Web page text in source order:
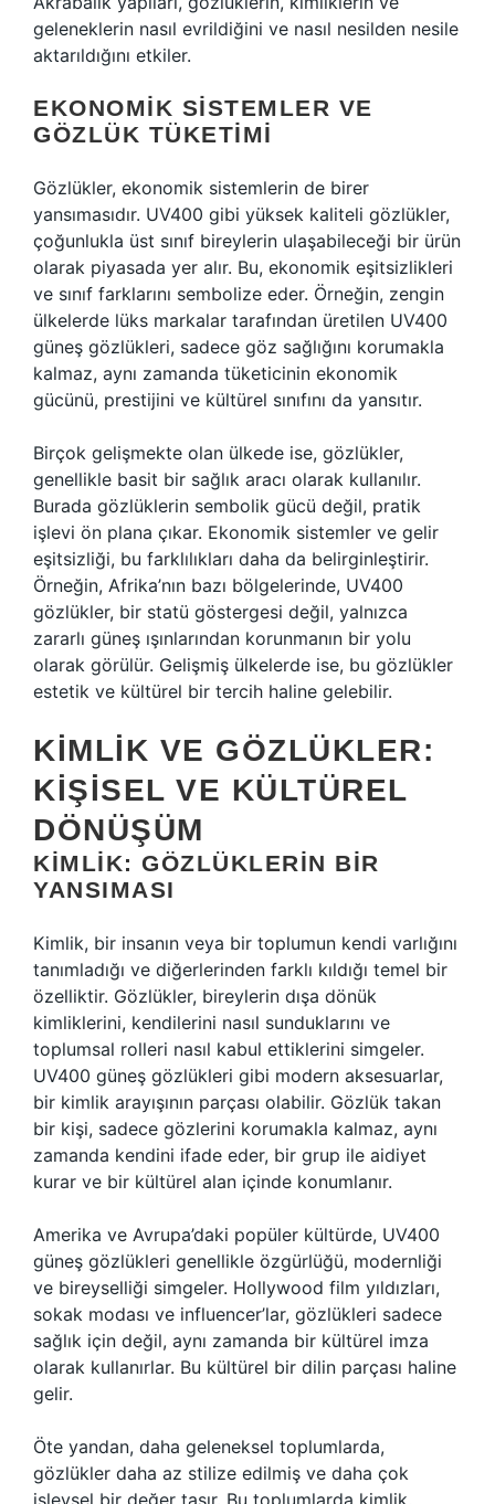
geleneklerin nasıl evrildiğini ve nasıl nesilden nesile
aktarıldığını etkiler.
EKONOMIK SISTEMLER VE
GÖZLÜK TÜKETIMI
Gözlükler, ekonomik sistemlerin de birer
yansımasıdır. UV400 gibi yüksek kaliteli gözlükler,
çoğunlukla üst sınıf bireylerin ulaşabileceği bir ürün
olarak piyasada yer alır. Bu, ekonomik eşitsizlikleri
ve sınıf farklarını sembolize eder. Örneğin, zengin
ülkelerde lüks markalar tarafından üretilen UV400
güneş gözlükleri, sadece göz sağlığını korumakla
kalmaz, aynı zamanda tüketicinin ekonomik
gücünü, prestijini ve kültürel sınıfını da yansıtır.
Birçok gelişmekte olan ülkede ise, gözlükler,
genellikle basit bir sağlık aracı olarak kullanılır.
Burada gözlüklerin sembolik gücü değil, pratik
işlevi ön plana çıkar. Ekonomik sistemler ve gelir
eşitsizliği, bu farklılıkları daha da belirginleştirir.
Örneğin, Afrika’nın bazı bölgelerinde, UV400
gözlükler, bir statü göstergesi değil, yalnızca
zararlı güneş ışınlarından korunmanın bir yolu
olarak görülür. Gelişmiş ülkelerde ise, bu gözlükler
estetik ve kültürel bir tercih haline gelebilir.
KIMLIK VE GÖZLÜKLER:
KIŞISEL VE KÜLTÜREL
DÖNÜŞÜM
KIMLIK: GÖZLÜKLERIN BIR
YANSIMASI
Kimlik, bir insanın veya bir toplumun kendi varlığını
tanımladığı ve diğerlerinden farklı kıldığı temel bir
özelliktir. Gözlükler, bireylerin dışa dönük
kimliklerini, kendilerini nasıl sunduklarını ve
toplumsal rolleri nasıl kabul ettiklerini simgeler.
UV400 güneş gözlükleri gibi modern aksesuarlar,
bir kimlik arayışının parçası olabilir. Gözlük takan
bir kişi, sadece gözlerini korumakla kalmaz, aynı
zamanda kendini ifade eder, bir grup ile aidiyet
kurar ve bir kültürel alan içinde konumlanır.
Amerika ve Avrupa’daki popüler kültürde, UV400
güneş gözlükleri genellikle özgürlüğü, modernliği
ve bireyselliği simgeler. Hollywood film yıldızları,
sokak modası ve influencer’lar, gözlükleri sadece
sağlık için değil, aynı zamanda bir kültürel imza
olarak kullanırlar. Bu kültürel bir dilin parçası haline
gelir.
Öte yandan, daha geleneksel toplumlarda,
gözlükler daha az stilize edilmiş ve daha çok
işlevsel bir değer taşır. Bu toplumlarda kimlik,